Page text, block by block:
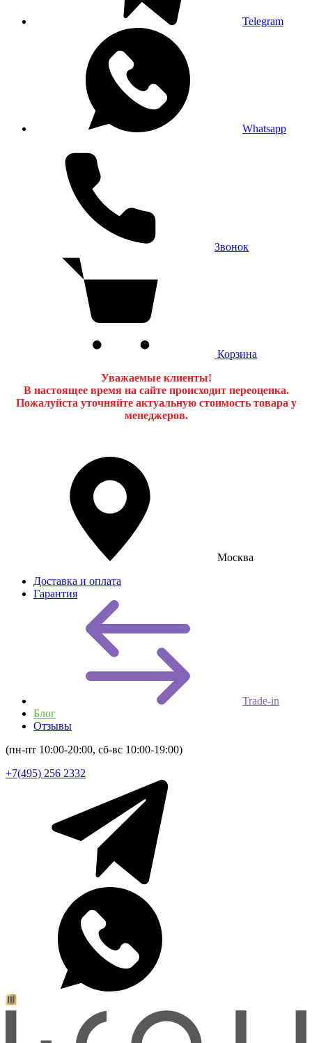
Telegram
Whatsapp
Звонок
Корзина
Уважаемые клиенты!
В настоящее время на сайте происходит переоценка.
Пожалуйста уточняйте актуальную стоимость товара у
менеджеров.
Москва
Доставка и оплата
Гарантия
Trade-in
Блог
Отзывы
(пн-пт 10:00-20:00, сб-вс 10:00-19:00)
+7(495) 256 2332